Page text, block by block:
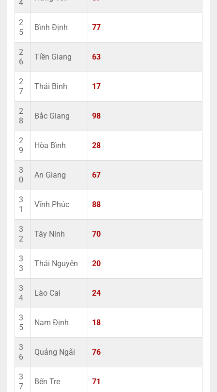
4
2
5
Bình Định 77
2
6
Tiền Giang 63
2
7
Thái Bình 17
2
8
Bắc Giang 98
2
9
Hòa Bình 28
3
0
An Giang 67
3
1
Vĩnh Phúc 88
3
2
Tây Ninh 70
3
3
Thái Nguyên 20
3
4
Lào Cai 24
3
5
Nam Định 18
3
6
Quảng Ngãi 76
3
7
Bến Tre 71